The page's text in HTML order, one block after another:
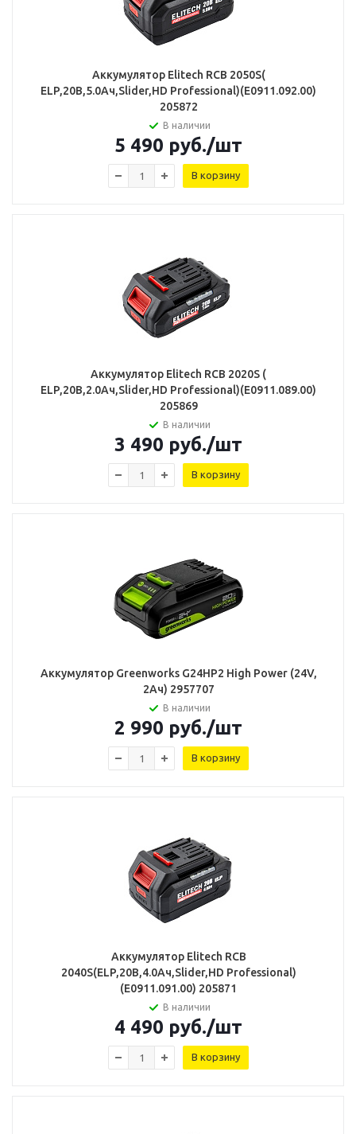
Аккумулятор Elitech RCB 2050S(
ELP,20В,5.0Ач,Slider,HD Professional)(E0911.092.00)
205872
В наличии
5 490 руб./шт
В корзину
Аккумулятор Elitech RCB 2020S (
ELP,20В,2.0Ач,Slider,HD Professional)(E0911.089.00)
205869
В наличии
3 490 руб./шт
В корзину
Аккумулятор Greenworks G24HP2 High Power (24V,
2Ач) 2957707
В наличии
2 990 руб./шт
В корзину
Аккумулятор Elitech RCB
2040S(ELP,20В,4.0Ач,Slider,HD Professional)
(E0911.091.00) 205871
В наличии
4 490 руб./шт
В корзину